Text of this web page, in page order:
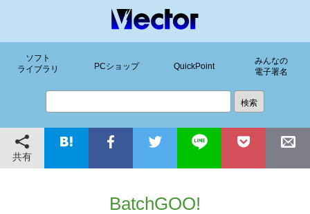
ソフト
ライブラリ
PCショップ QuickPoint
みんなの
電子署名
共有
BatchGOO!